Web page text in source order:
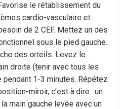
le rétablissement du
cardio-vasculaire et
de 2 CEF. Mettez un des
sous le pied gauche.
des orteils. Levez le
droite (tenir avec tous les
1-3 minutes. Répétez
miroir, c’est à dire : un
main gauche levée avec un